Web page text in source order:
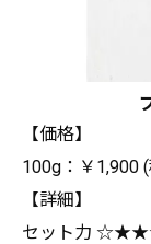
【価格】
100g：￥1,900
【詳細】
セット力